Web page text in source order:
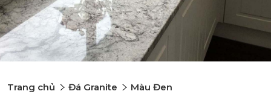
Trang chủ Đá Granite Màu Đen